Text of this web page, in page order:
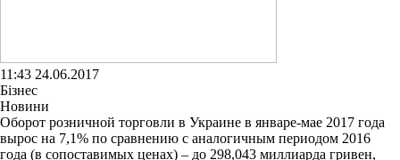
11:43 24.06.2017
Бізнес
Новини
Оборот розничной торговли в Украине в январе-мае 2017 года
вырос на 7,1% по сравнению с аналогичным периодом 2016
года (в сопоставимых ценах) – до 298,043 миллиарда гривен,